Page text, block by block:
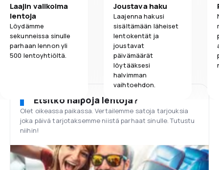
Laajin valikoima
lentoja
Löydämme
sekunneissa sinulle
parhaan lennon yli
500 lentoyhtiöltä.
Joustava haku
Laajenna hakusi
sisältämään läheiset
lentokentät ja
joustavat
päivämäärät
löytääksesi
halvimman
vaihtoehdon.
Etsitkö halpoja lentoja?
Olet oikeassa paikassa. Vertailemme satoja tarjouksia
joka päivä tarjotaksemme niistä parhaat sinulle. Tutustu
niihin!